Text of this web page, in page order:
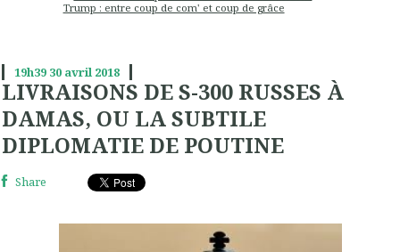
Trump : entre coup de com' et coup de grâce
19h39 30 avril 2018
LIVRAISONS DE S-300 RUSSES À
DAMAS, OU LA SUBTILE
DIPLOMATIE DE POUTINE
Share